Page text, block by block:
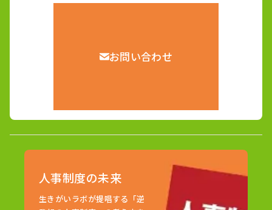
お問い合わせ
人事制度の未来
生きがいラボが提唱する「逆